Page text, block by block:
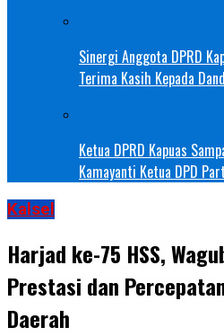
Sinergi Anggota DPRD
Terima Kasih Kepada
Ketua DPRD Kapuas
Kamayanti Ketua DPD
Kalsel
Harjad ke-75 HSS,
Prestasi dan
Daerah